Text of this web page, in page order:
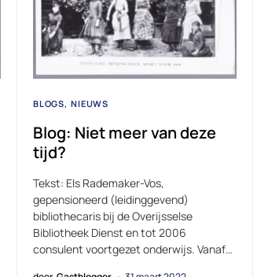
BLOGS NIEUWS
Blog: Niet meer van deze
tijd?
Tekst: Els Rademaker-Vos,
gepensioneerd (leidinggevend)
bibliothecaris bij de Overijsselse
Bibliotheek Dienst en tot 2006
consulent voortgezet onderwijs. Vanaf…